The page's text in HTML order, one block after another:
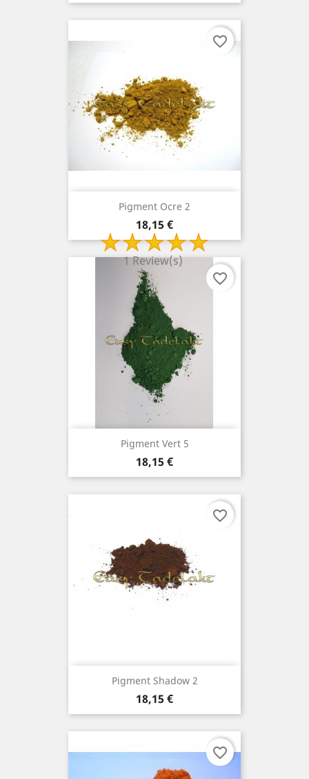
Pigment Ocre 2
Prix
18,15 €
1 Review(s)
favorite_border
Pigment Vert 5
Prix
18,15 €
favorite_border
Pigment Shadow 2
Prix
18,15 €
favorite_border
favorite_border